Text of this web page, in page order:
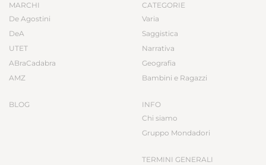
MARCHI
De Agostini
DeA
UTET
ABraCadabra
AMZ
BLOG
CATEGORIE
Varia
Saggistica
Narrativa
Geografia
Bambini e Ragazzi
INFO
Chi siamo
Gruppo Mondadori
TERMINI GENERALI